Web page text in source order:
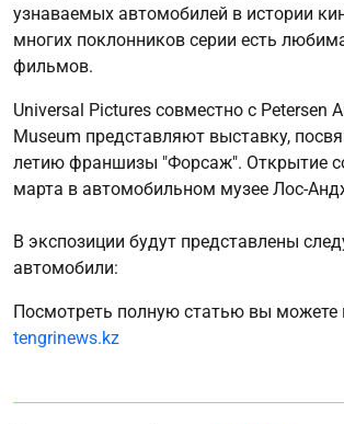
узнаваемых автомобилей в истории
многих поклонников серии есть
фильмов.
Universal Pictures совместно с Petersen
Museum представляют выставку,
летию франшизы "Форсаж". Открытие
марта в автомобильном музее Лос-
В экспозиции будут представлены
автомобили:
Посмотреть полную статью вы можете
tengrinews.kz